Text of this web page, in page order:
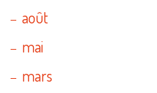
août
mai
mars